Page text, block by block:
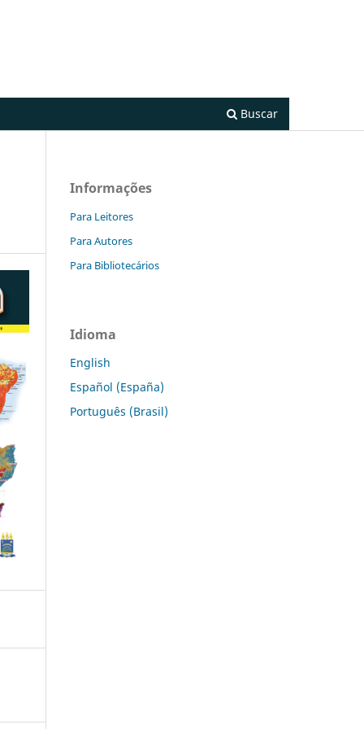
Buscar
Informações
Para Leitores
Para Autores
Para Bibliotecários
Idioma
English
Español (España)
Português (Brasil)